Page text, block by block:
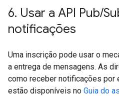
6. Usar a API Pub/
notificações
Uma inscrição pode usar o
a entrega de mensagens. As
como receber notificações
estão disponíveis no Guia do